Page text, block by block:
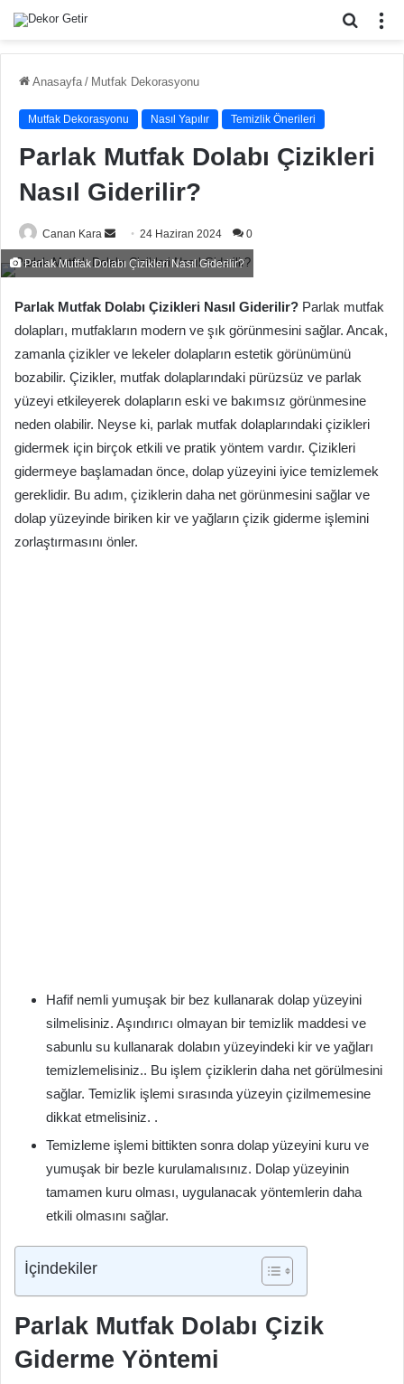
Arama
Anasayfa / Mutfak Dekorasyonu
Mutfak Dekorasyonu Nasıl Yapılır Temizlik Önerileri
Parlak Mutfak Dolabı Çizikleri
Nasıl Giderilir?
Canan Kara
Bir
e-
posta
24 Haziran 2024 0
Parlak Mutfak Dolabı Çizikleri Nasıl Giderilir?
Parlak Mutfak Dolabı Çizikleri Nasıl Giderilir? Parlak mutfak
dolapları, mutfakların modern ve şık görünmesini sağlar. Ancak,
zamanla çizikler ve lekeler dolapların estetik görünümünü
bozabilir. Çizikler, mutfak dolaplarındaki pürüzsüz ve parlak
yüzeyi etkileyerek dolapların eski ve bakımsız görünmesine
neden olabilir. Neyse ki, parlak mutfak dolaplarındaki çizikleri
gidermek için birçok etkili ve pratik yöntem vardır. Çizikleri
gidermeye başlamadan önce, dolap yüzeyini iyice temizlemek
gereklidir. Bu adım, çiziklerin daha net görünmesini sağlar ve
dolap yüzeyinde biriken kir ve yağların çizik giderme işlemini
zorlaştırmasını önler.
Hafif nemli yumuşak bir bez kullanarak dolap yüzeyini
silmelisiniz. Aşındırıcı olmayan bir temizlik maddesi ve
sabunlu su kullanarak dolabın yüzeyindeki kir ve yağları
temizlemelisiniz.. Bu işlem çiziklerin daha net görülmesini
sağlar. Temizlik işlemi sırasında yüzeyin çizilmemesine
dikkat etmelisiniz. .
Temizleme işlemi bittikten sonra dolap yüzeyini kuru ve
yumuşak bir bezle kurulamalısınız. Dolap yüzeyinin
tamamen kuru olması, uygulanacak yöntemlerin daha
etkili olmasını sağlar.
İçindekiler
Parlak Mutfak Dolabı Çizik
Giderme Yöntemi